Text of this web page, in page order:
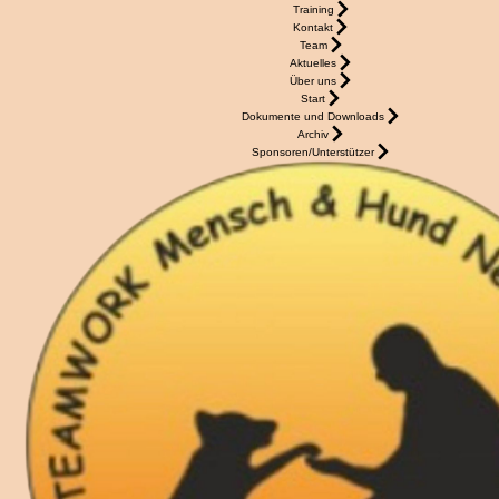
Training
Kontakt
Team
Aktuelles
Über uns
Start
Dokumente und Downloads
Archiv
Sponsoren/Unterstützer